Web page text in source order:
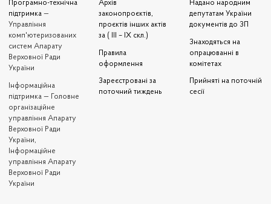
Програмно-технічна
підтримка —
Управління
комп'ютеризованих
систем Апарату
Верховної Ради
України
Iнформаційна
підтримка — Головне
організаційне
управління Апарату
Верховної Ради
України,
Інформаційне
управління Апарату
Верховної Ради
України
Архів
законопроєктів,
проєктів інших актів
за ( III – IX скл.)
Правила
оформлення
Зареєстровані за
поточний тиждень
Надано народним
депутатам України
документів до ЗП
Знаходяться на
опрацюванні в
комітетах
Прийняті на поточній
сесії